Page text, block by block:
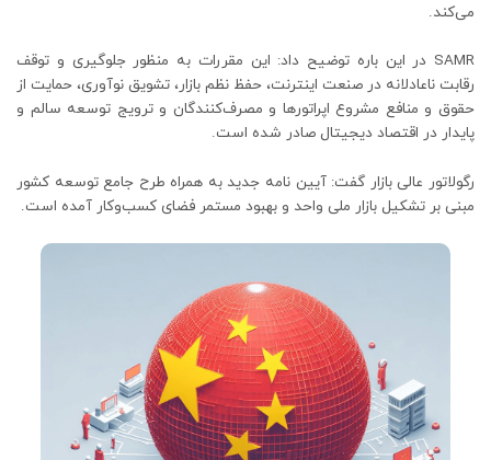
می‌کند.
SAMR در این باره توضیح داد: این مقررات به منظور جلوگیری و توقف
رقابت ناعادلانه در صنعت اینترنت، حفظ نظم بازار، تشویق نوآوری، حمایت از
حقوق و منافع مشروع اپراتورها و مصرف‌کنندگان و ترویج توسعه سالم و
پایدار در اقتصاد دیجیتال صادر شده است.
رگولاتور عالی بازار گفت: آیین نامه جدید به همراه طرح جامع توسعه کشور
مبنی بر تشکیل بازار ملی واحد و بهبود مستمر فضای کسب‌وکار آمده است.